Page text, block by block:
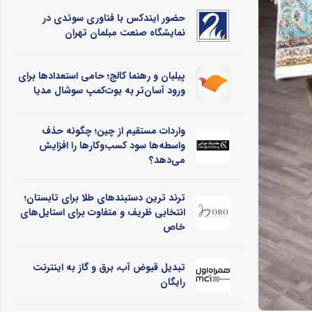
حضور ایندکس با فناوری سوئدی در
نمایشگاه صنعت مبلمان تهران
پیلبان و رهنما کالج؛ حامی استعدادها برای
ورود آسان‌تر به بوت‌کمپ سوشال مدیا
واردات مستقیم از چین؛ چگونه حذف
واسطه‌ها سود کسب‌وکارها را افزایش
می‌دهد؟
ترند ترین دستبندهای طلا برای تابستان؛
انتخابی ظریف و متفاوت برای استایل‌های
خاص
تبدیل قبوض آب، برق و گاز به اینترنت
رایگان